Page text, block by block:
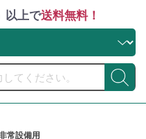
以上で送料無料！
常設備用